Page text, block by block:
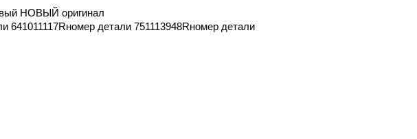
НОВЫЙ оригинал
641011117Rномер детали 751113948Rномер детали